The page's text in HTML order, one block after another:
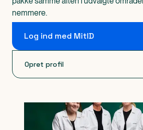
nemmere.
Log ind med MitID
Opret profil